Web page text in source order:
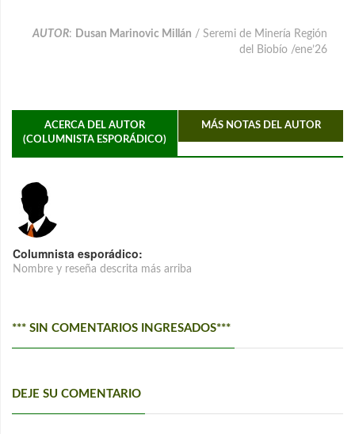
AUTOR: Dusan Marinovic Millán / Seremi de Minería Región
del Biobío /ene’26
ACERCA DEL AUTOR
(COLUMNISTA ESPORÁDICO)
MÁS NOTAS DEL AUTOR
Columnista esporádico:
Nombre y reseña descrita más arriba
*** SIN COMENTARIOS INGRESADOS***
DEJE SU COMENTARIO